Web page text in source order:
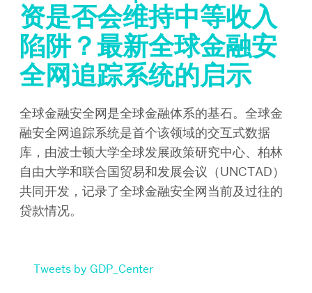
资是否会维持中等收入
陷阱？最新全球金融安
全网追踪系统的启示
全球金融安全网是全球金融体系的基石。全球金
融安全网追踪系统是首个该领域的交互式数据
库，由波士顿大学全球发展政策研究中心、柏林
自由大学和联合国贸易和发展会议（UNCTAD）
共同开发，记录了全球金融安全网当前及过往的
贷款情况。
Tweets by GDP_Center